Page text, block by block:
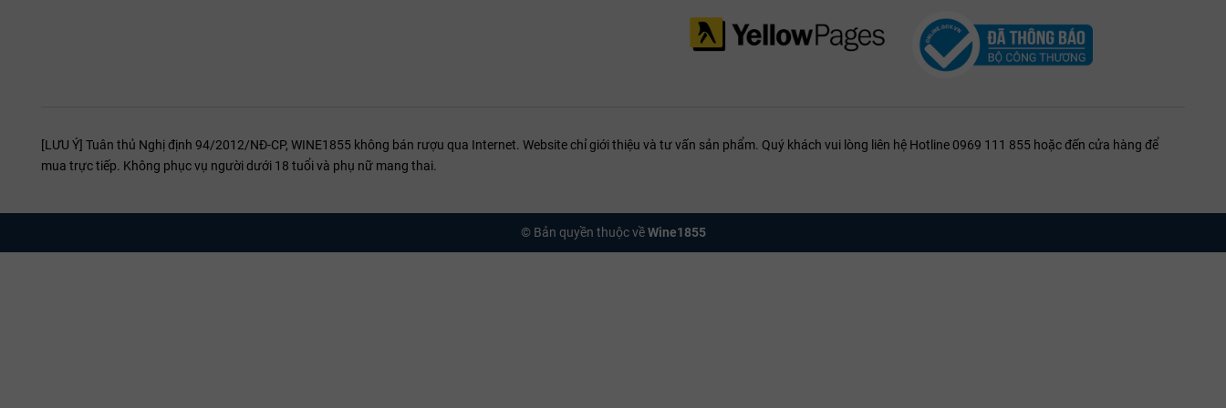
Hương thảo mộc của món ăn cực kỳ đồng điệu với nốt Cabernet Sauvignon.
Vintage:Các niên vụ 2016, 2018 đang ở độ chín tuyệt vời để uống ngay, trong khi 2019 và 2020 có tiềm năng lưu trữ cực lớn.
Tại sao chọn WINE1855?
WINE1855 là đơn vị nhập khẩu và phân phối trực tiếp Château Lestage với đầy đủ giấy tờ chính ngạch. Chúng tôi hiểu rằng mỗi chai rượu là một thực
[LƯU Ý] Tuân thủ Nghị định 94/2012/NĐ-CP, WINE1855 không bán rượu qua Internet. Website chỉ giới thiệu và tư vấn sản phẩm. Quý khách vui lòng liên hệ Hotline 0969 111 855 hoặc đến cửa hàng để
mua trực tiếp. Không phục vụ người dưới 18 tuổi và phụ nữ mang thai.
© Bản quyền thuộc vềWine1855